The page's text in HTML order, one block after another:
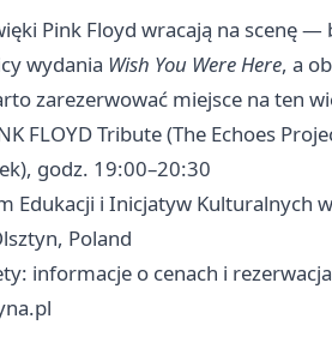
Pink Floyd wracają na scenę
wydania Wish You Were Here, a
zarezerwować miejsce na ten
FLOYD Tribute (The Echoes
godz. 19:00–20:30
Edukacji i Inicjatyw Kulturalnych
Poland
informacje o cenach i